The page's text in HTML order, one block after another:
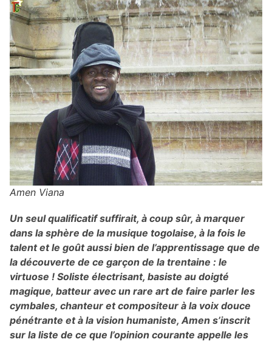
Amen Viana
Un seul qualificatif suffirait, à coup sûr, à marquer
dans la sphère de la musique togolaise, à la fois le
talent et le goût aussi bien de l’apprentissage que de
la découverte de ce garçon de la trentaine : le
virtuose ! Soliste électrisant, basiste au doigté
magique, batteur avec un rare art de faire parler les
cymbales, chanteur et compositeur à la voix douce
pénétrante et à la vision humaniste, Amen s’inscrit
sur la liste de ce que l’opinion courante appelle les